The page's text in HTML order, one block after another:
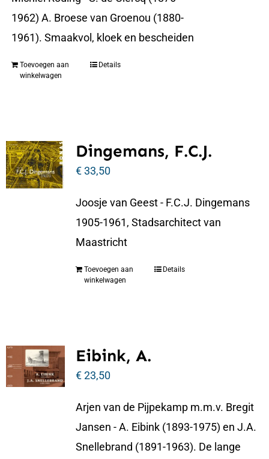
1962) A. Broese van Groenou (1880-
1961). Smaakvol, kloek en bescheiden
Toevoegen aan
winkelwagen
Details
Dingemans, F.C.J.
€33,50
Joosje van Geest - F.C.J. Dingemans
1905-1961, Stadsarchitect van
Maastricht
Toevoegen aan
winkelwagen
Details
Eibink, A.
€23,50
Arjen van de Pijpekamp m.m.v. Bregit
Jansen - A. Eibink (1893-1975) en J.A.
Snellebrand (1891-1963). De lange